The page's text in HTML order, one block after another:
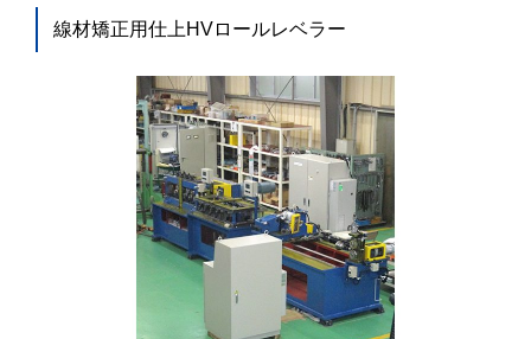
線材矯正用仕上HVロールレベラー